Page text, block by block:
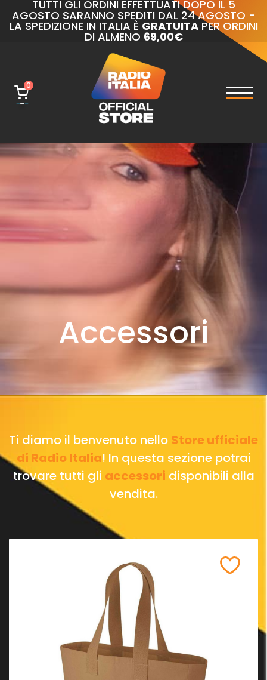
TUTTI GLI ORDINI EFFETTUATI DOPO IL 5
AGOSTO SARANNO SPEDITI DAL 24 AGOSTO -
LA SPEDIZIONE IN ITALIA È GRATUITAPER ORDINI
DI ALMENO 69,00€
0
Accessori
Ti diamo il benvenuto nello Store ufficiale
di Radio Italia! In questa sezione potrai
trovare tutti gli accessori disponibili alla
vendita.